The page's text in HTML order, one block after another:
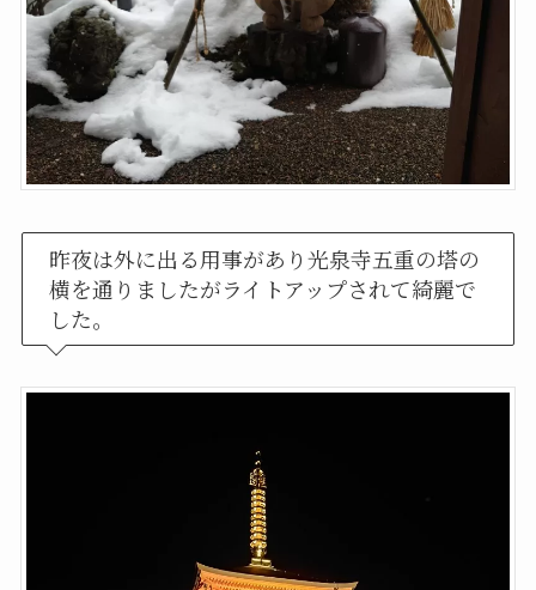
昨夜は外に出る用事があり光泉寺五重の塔の
横を通りましたがライトアップされて綺麗で
した。